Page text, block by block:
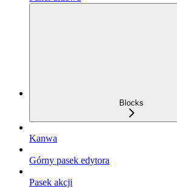
Blocks
Kanwa
Górny pasek edytora
Pasek akcji